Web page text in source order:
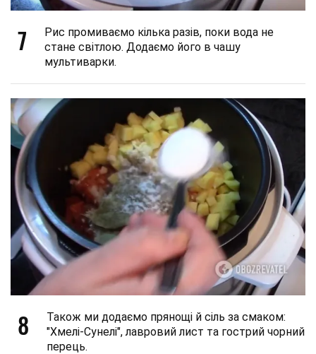
7
Рис промиваємо кілька разів, поки вода не
стане світлою. Додаємо його в чашу
мультиварки.
8
Також ми додаємо прянощі й сіль за смаком:
"Хмелі-Сунелі", лавровий лист та гострий чорний
перець.